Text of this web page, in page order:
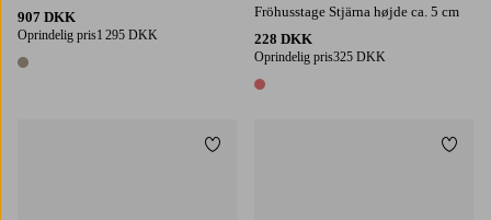
907 DKK
Oprindelig pris1 295 DKK
1 farve
Fröhusstage Stjärna højde ca. 5 cm
228 DKK
Oprindelig pris325 DKK
1 farve
Tilføj til favoritter